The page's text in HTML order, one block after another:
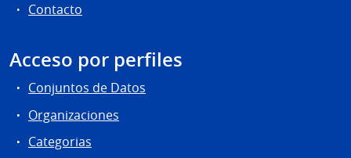
Contacto
Acceso por perfiles
Conjuntos de Datos
Organizaciones
Categorias